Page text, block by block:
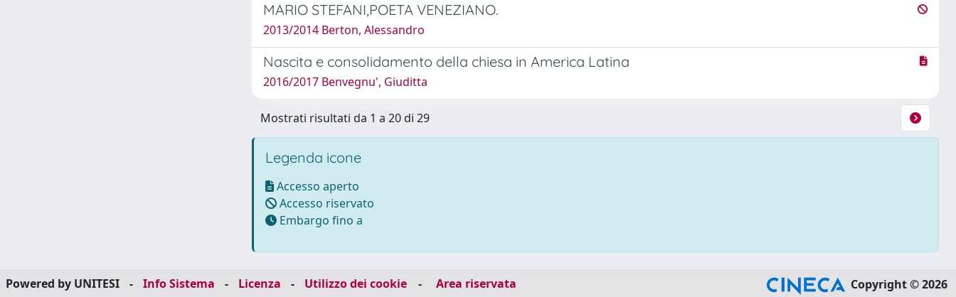
MARIO STEFANI,POETA VENEZIANO.
2013/2014 Berton, Alessandro
Nascita e consolidamento della chiesa in America Latina
2016/2017 Benvegnu', Giuditta
Mostrati risultati da 1 a 20 di 29
Legenda icone
Accesso aperto
Accesso riservato
Embargo fino a
Powered by UNITESI - Info Sistema - Licenza - Utilizzo dei cookie - Area riservata Copyright © 2026